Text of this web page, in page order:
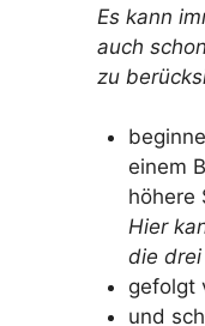
Es kann
auch
zu
einem
höhere
Hier
die
gefolgt
und